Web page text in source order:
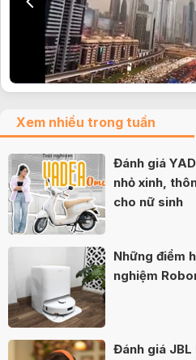
Xem nhiều trong tuần
Đánh giá
nhỏ xinh,
cho nữ sinh
Những điểm
nghiệm
Đánh giá